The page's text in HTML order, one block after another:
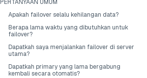
PERTANYAAN UMUM
Apakah failover selalu kehilangan data?
Berapa lama waktu yang dibutuhkan untuk
failover?
Dapatkah saya menjalankan failover di server
utama?
Dapatkah primary yang lama bergabung
kembali secara otomatis?